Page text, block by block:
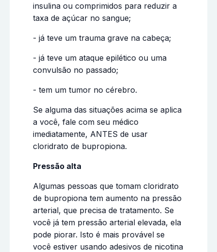
insulina ou comprimidos para reduzir a
taxa de açúcar no sangue;
- já teve um trauma grave na cabeça;
- já teve um ataque epilético ou uma
convulsão no passado;
- tem um tumor no cérebro.
Se alguma das situações acima se aplica
a você, fale com seu médico
imediatamente, ANTES de usar
cloridrato de bupropiona.
Pressão alta
Algumas pessoas que tomam cloridrato
de bupropiona tem aumento na pressão
arterial, que precisa de tratamento. Se
você já tem pressão arterial elevada, ela
pode piorar. Isto é mais provável se
você estiver usando adesivos de nicotina